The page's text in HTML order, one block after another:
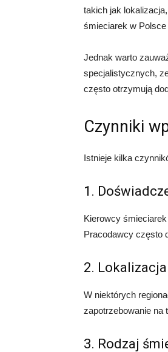
takich jak
śmieciarek w Polsce
Jednak warto
specjalistycznych,
często otrzymują
Czynniki
Istnieje kilka
1.
Kierowcy
Pracodawcy często
2. Lokalizacja
W niektórych
zapotrzebowanie na
3. Rodzaj